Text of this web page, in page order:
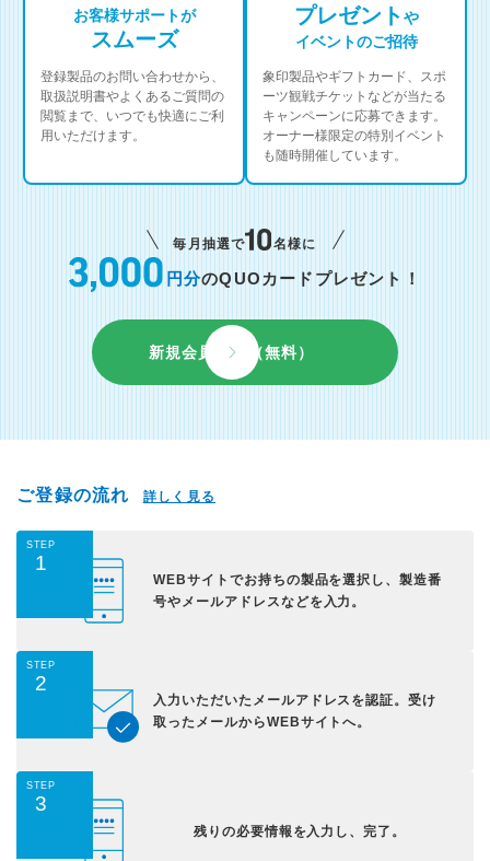
お客様サポートが
スムーズ
登録製品のお問い合わせから、
取扱説明書やよくあるご質問の
閲覧まで、いつでも快適にご利
用いただけます。
プレゼントや
イベントのご招待
象印製品やギフトカード、スポ
ーツ観戦チケットなどが当たる
キャンペーンに応募できます。
オーナー様限定の特別イベント
も随時開催しています。
毎月抽選で 名様に
円分のQUOカードプレゼント！
新規会員登録（無料）
ご登録の流れ 詳しく見る
STEP
1
WEBサイトでお持ちの製品を選択し、製造番
号やメールアドレスなどを入力。
STEP
2
入力いただいた メールアドレスを認証。受け
取ったメールからWEBサイトへ。
STEP
3
残りの必要情報を入力し、完了。